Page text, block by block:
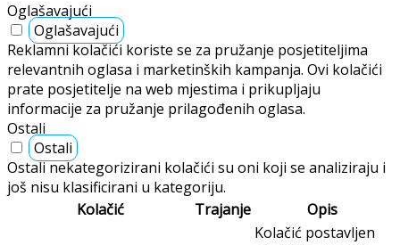
Oglašavajući
Oglašavajući
Reklamni kolačići koriste se za pružanje posjetiteljima
relevantnih oglasa i marketinških kampanja. Ovi kolačići
prate posjetitelje na web mjestima i prikupljaju
informacije za pružanje prilagođenih oglasa.
Ostali
Ostali
Ostali nekategorizirani kolačići su oni koji se analiziraju i
još nisu klasificirani u kategoriju.
Kolačić
Trajanje Opis
Kolačić postavljen